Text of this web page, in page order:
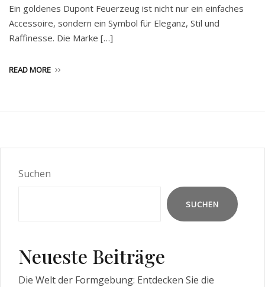
Ein goldenes Dupont Feuerzeug ist nicht nur ein einfaches
Accessoire, sondern ein Symbol für Eleganz, Stil und
Raffinesse. Die Marke […]
READ MORE
Suchen
SUCHEN
Neueste Beiträge
Die Welt der Formgebung: Entdecken Sie die